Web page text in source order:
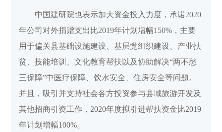
中国建研院也表示加大资金投入力度，承诺2020
年公司对外捐赠支出比2019年计划增幅150%，主要
用于偏关县基础设施建设、基层党组织建设、产业扶
贫、技能培训、文化教育帮扶以及协助解决“两不愁
三保障”中医疗保障、饮水安全、住房安全等问题。
并且，吸引并支持社会各方投资参与县域旅游开发及
其他招商引资工作，2020年度拟引进帮扶资金比2019
年计划增幅100%。